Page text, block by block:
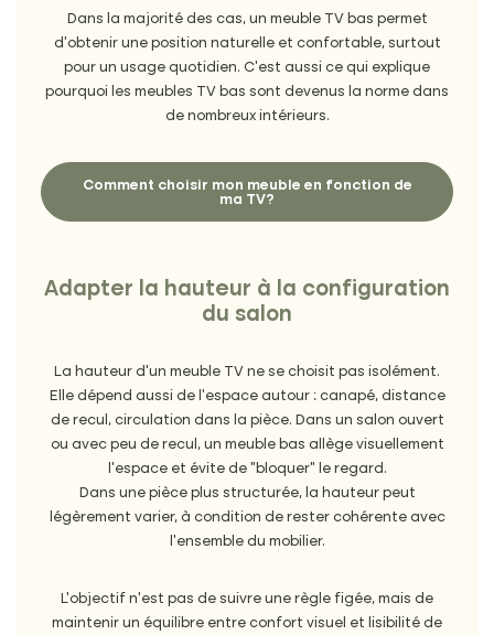
Dans la majorité des cas, un meuble TV bas permet
d’obtenir une position naturelle et confortable, surtout
pour un usage quotidien. C’est aussi ce qui explique
pourquoi les meubles TV bas sont devenus la norme dans
de nombreux intérieurs.
Comment choisir mon meuble en fonction de
ma TV?
Adapter la hauteur à la configuration
du salon
La hauteur d’un meuble TV ne se choisit pas isolément.
Elle dépend aussi de l’espace autour : canapé, distance
de recul, circulation dans la pièce. Dans un salon ouvert
ou avec peu de recul, un meuble bas allège visuellement
l’espace et évite de “bloquer” le regard.
Dans une pièce plus structurée, la hauteur peut
légèrement varier, à condition de rester cohérente avec
l’ensemble du mobilier.
L’objectif n’est pas de suivre une règle figée, mais de
maintenir un équilibre entre confort visuel et lisibilité de